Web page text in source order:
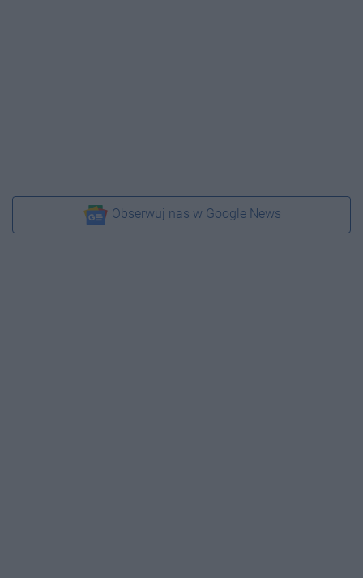
Obserwuj nas w Google News